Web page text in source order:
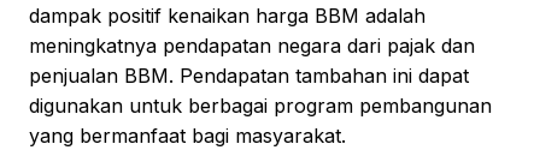
dampak positif kenaikan harga BBM adalah
meningkatnya pendapatan negara dari pajak dan
penjualan BBM. Pendapatan tambahan ini dapat
digunakan untuk berbagai program pembangunan
yang bermanfaat bagi masyarakat.